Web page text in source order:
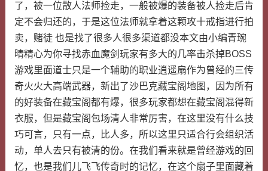
了，被一位散人法师捡走，一般被爆的装备被人捡走后肯
定不会归还的，于是这位法师就拿着这颗攻十戒指进行拍
卖，赌徒 也是找了很多人很多渠道都没本文由小编青琬
晴精心为你寻找赤血魔剑玩家有多大的几率击杀掉BOSS
游戏里面道士只是一个辅助的职业逍遥扇作为曾经的三传
奇火火大高端武器，新出了沙巴克藏宝阁地图，因为所有
的好装备在藏宝阁都有爆，很多玩家都想在藏宝阁混得新
衣服，但是藏宝阁包场清人非常厉害，在这里没有什么技
巧可言，只有一点，比人多，所以这里只适合行会组织活
动，单人去只有被清的份。在我们看来就是曾经游戏的回
忆，也是我们儿飞飞传奇时的记忆，在这个扇子里面藏着